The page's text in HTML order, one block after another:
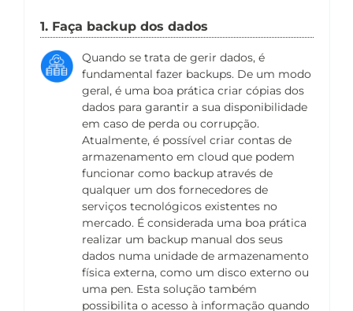
1. Faça backup dos dados
Quando se trata de gerir dados, é
fundamental fazer backups. De um modo
geral, é uma boa prática criar cópias dos
dados para garantir a sua disponibilidade
em caso de perda ou corrupção.
Atualmente, é possível criar contas de
armazenamento em cloud que podem
funcionar como backup através de
qualquer um dos fornecedores de
serviços tecnológicos existentes no
mercado. É considerada uma boa prática
realizar um backup manual dos seus
dados numa unidade de armazenamento
física externa, como um disco externo ou
uma pen. Esta solução também
possibilita o acesso à informação quando